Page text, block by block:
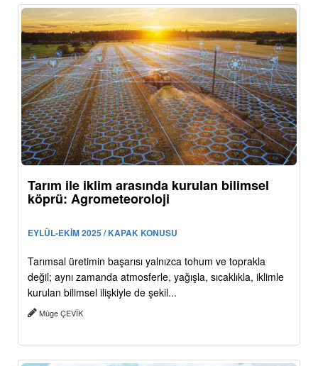
Tarım ile iklim arasında kurulan bilimsel
köprü: Agrometeoroloji
EYLÜL-EKİM 2025 / KAPAK KONUSU
Tarımsal üretimin başarısı yalnızca tohum ve toprakla
değil; aynı zamanda atmosferle, yağışla, sıcaklıkla, iklimle
kurulan bilimsel ilişkiyle de şekil...
Müge ÇEVİK